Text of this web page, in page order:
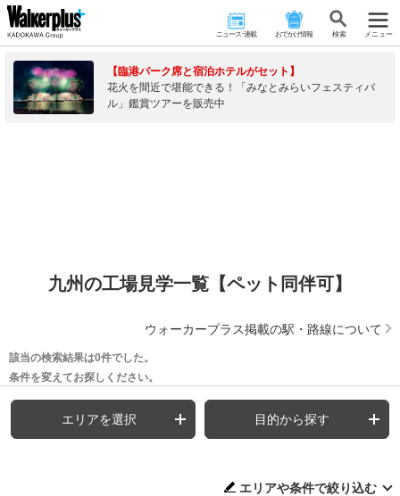
ニュース･連載 おでかけ情報 検 索 メニュー
【臨港パーク席と宿泊ホテルがセット】
花火を間近で堪能できる！「みなとみらいフェスティバ
ル」鑑賞ツアーを販売中
九州の工場見学一覧【ペット同伴可】
ウォーカープラス掲載の駅・路線について
該当の検索結果は0件でした。
条件を変えてお探しください。
エリアを選択 目的から探す
エリアや条件で絞り込む